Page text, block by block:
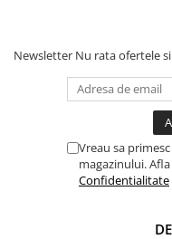
Newsletter Nu rata ofertele
Vreau sa
magazinului.
Confidentialitate